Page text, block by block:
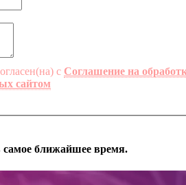
с Соглашение на
сайтом
ближайшее время.